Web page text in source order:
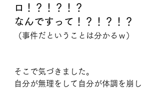
ロ！？！？！？
なんですって！？！？！？
（事件だということは分かるｗ）
そこで気づきました。
自分が無理をして自分が体調を崩し